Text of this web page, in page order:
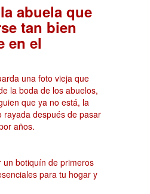
abuela que
tan bien
en el
una foto vieja que
la boda de los abuelos,
que ya no está, la
rayada después de pasar
años.